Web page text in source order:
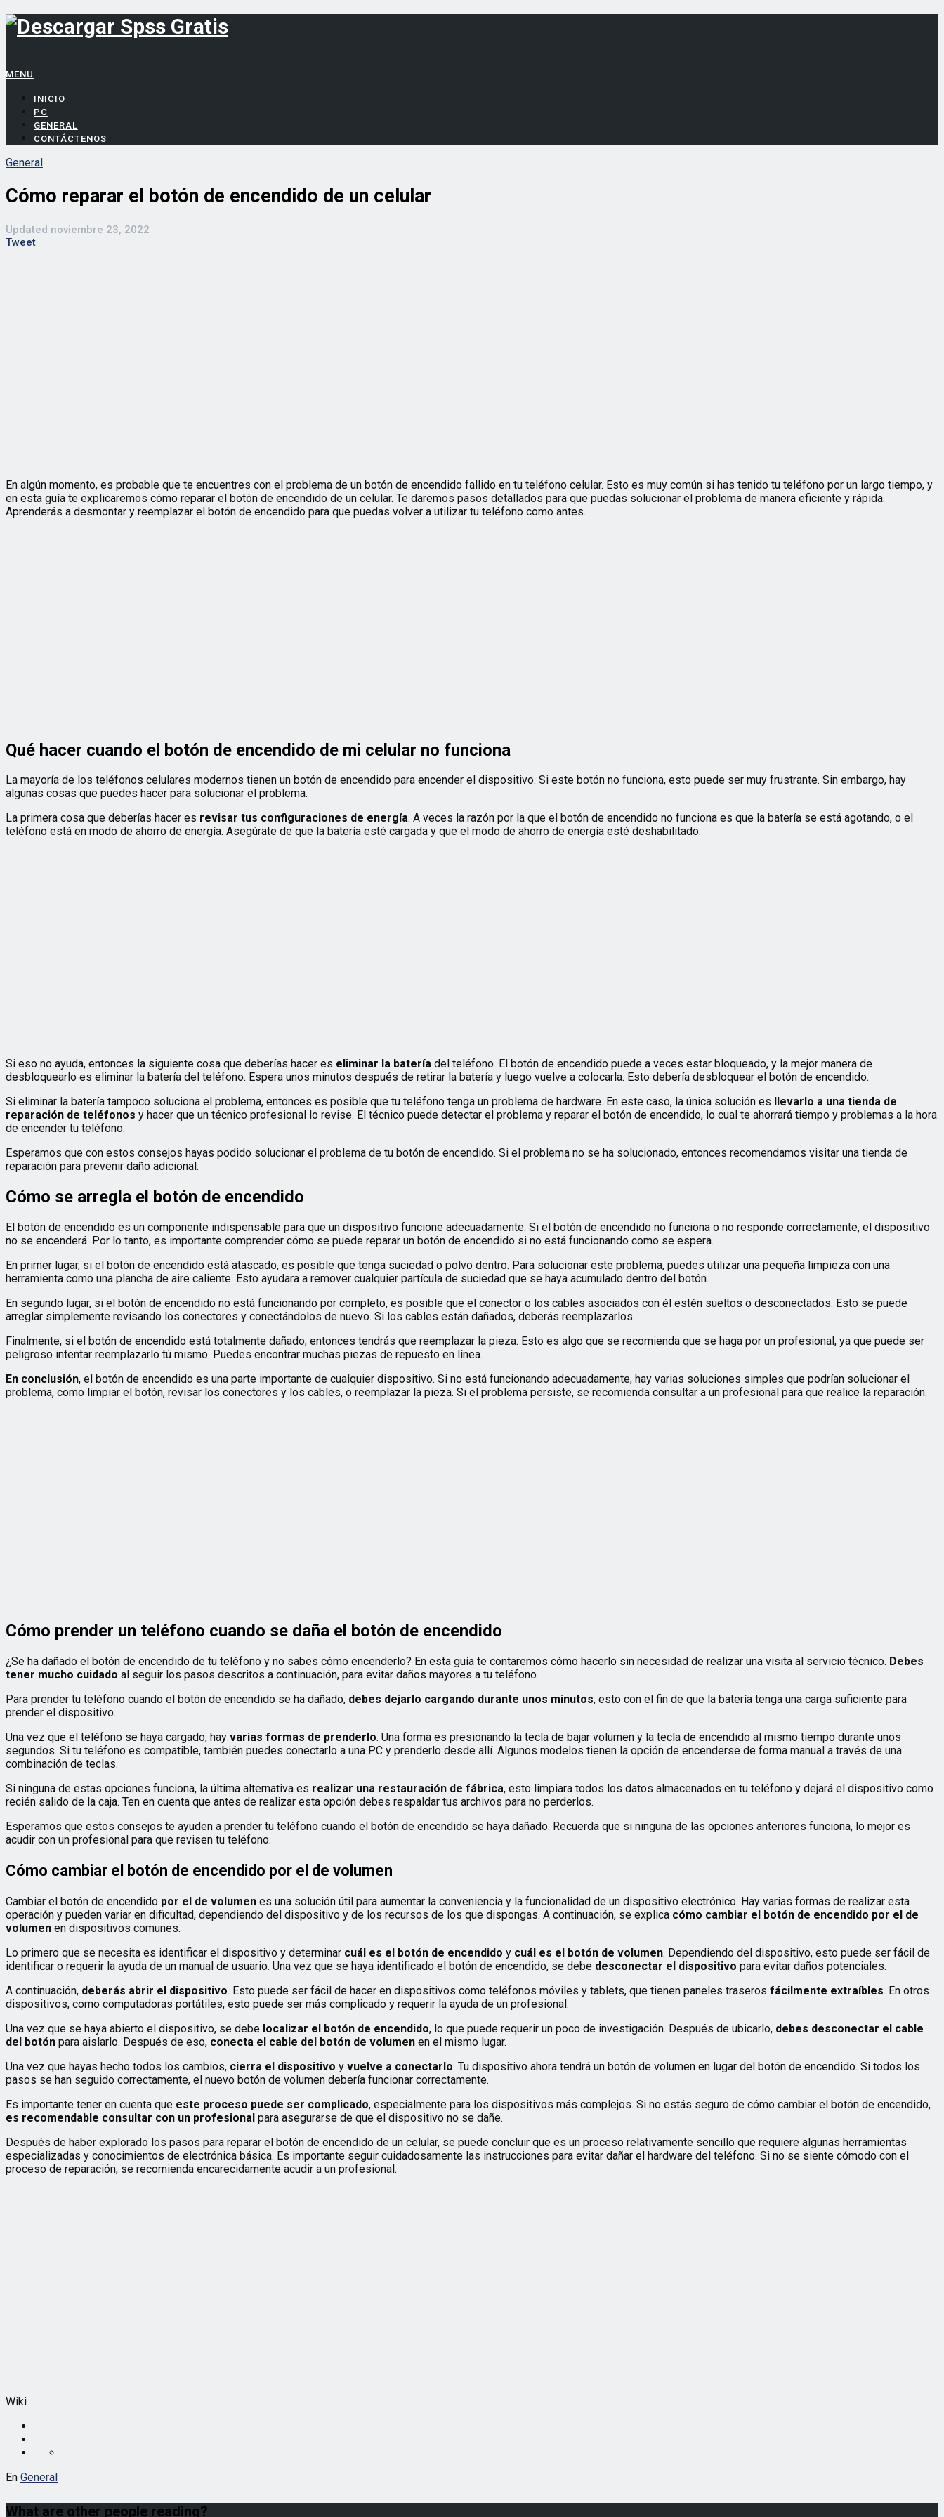
MENU
INICIO
PC
GENERAL
CONTÁCTENOS
General
Cómo reparar el botón de encendido de un celular
Updated noviembre 23, 2022
Tweet
En algún momento, es probable que te encuentres con el problema de un botón de encendido fallido en tu teléfono celular. Esto es muy común si has tenido tu teléfono por un largo tiempo, y
en esta guía te explicaremos cómo reparar el botón de encendido de un celular. Te daremos pasos detallados para que puedas solucionar el problema de manera eficiente y rápida.
Aprenderás a desmontar y reemplazar el botón de encendido para que puedas volver a utilizar tu teléfono como antes.
Qué hacer cuando el botón de encendido de mi celular no funciona
La mayoría de los teléfonos celulares modernos tienen un botón de encendido para encender el dispositivo. Si este botón no funciona, esto puede ser muy frustrante. Sin embargo, hay
algunas cosas que puedes hacer para solucionar el problema.
La primera cosa que deberías hacer es revisar tus configuraciones de energía. A veces la razón por la que el botón de encendido no funciona es que la batería se está agotando, o el
teléfono está en modo de ahorro de energía. Asegúrate de que la batería esté cargada y que el modo de ahorro de energía esté deshabilitado.
Si eso no ayuda, entonces la siguiente cosa que deberías hacer es eliminar la batería del teléfono. El botón de encendido puede a veces estar bloqueado, y la mejor manera de
desbloquearlo es eliminar la batería del teléfono. Espera unos minutos después de retirar la batería y luego vuelve a colocarla. Esto debería desbloquear el botón de encendido.
Si eliminar la batería tampoco soluciona el problema, entonces es posible que tu teléfono tenga un problema de hardware. En este caso, la única solución es
llevarlo a una tienda de
reparación de teléfonos y hacer que un técnico profesional lo revise. El técnico puede detectar el problema y reparar el botón de encendido, lo cual te ahorrará tiempo y problemas a la hora
de encender tu teléfono.
Esperamos que con estos consejos hayas podido solucionar el problema de tu botón de encendido. Si el problema no se ha solucionado, entonces recomendamos visitar una tienda de
reparación para prevenir daño adicional.
Cómo se arregla el botón de encendido
El botón de encendido es un componente indispensable para que un dispositivo funcione adecuadamente. Si el botón de encendido no funciona o no responde correctamente, el dispositivo
no se encenderá. Por lo tanto, es importante comprender cómo se puede reparar un botón de encendido si no está funcionando como se espera.
En primer lugar, si el botón de encendido está atascado, es posible que tenga suciedad o polvo dentro. Para solucionar este problema, puedes utilizar una pequeña limpieza con una
herramienta como una plancha de aire caliente. Esto ayudara a remover cualquier partícula de suciedad que se haya acumulado dentro del botón.
En segundo lugar, si el botón de encendido no está funcionando por completo, es posible que el conector o los cables asociados con él estén sueltos o desconectados. Esto se puede
arreglar simplemente revisando los conectores y conectándolos de nuevo. Si los cables están dañados, deberás reemplazarlos.
Finalmente, si el botón de encendido está totalmente dañado, entonces tendrás que reemplazar la pieza. Esto es algo que se recomienda que se haga por un profesional, ya que puede ser
peligroso intentar reemplazarlo tú mismo. Puedes encontrar muchas piezas de repuesto en línea.
En conclusión, el botón de encendido es una parte importante de cualquier dispositivo. Si no está funcionando adecuadamente, hay varias soluciones simples que podrían solucionar el
problema, como limpiar el botón, revisar los conectores y los cables, o reemplazar la pieza. Si el problema persiste, se recomienda consultar a un profesional para que realice la reparación.
Cómo prender un teléfono cuando se daña el botón de encendido
¿Se ha dañado el botón de encendido de tu teléfono y no sabes cómo encenderlo? En esta guía te contaremos cómo hacerlo sin necesidad de realizar una visita al servicio técnico. Debes
tener mucho cuidado al seguir los pasos descritos a continuación, para evitar daños mayores a tu teléfono.
Para prender tu teléfono cuando el botón de encendido se ha dañado, debes dejarlo cargando durante unos minutos, esto con el fin de que la batería tenga una carga suficiente para
prender el dispositivo.
Una vez que el teléfono se haya cargado, hay varias formas de prenderlo. Una forma es presionando la tecla de bajar volumen y la tecla de encendido al mismo tiempo durante unos
segundos. Si tu teléfono es compatible, también puedes conectarlo a una PC y prenderlo desde allí. Algunos modelos tienen la opción de encenderse de forma manual a través de una
combinación de teclas.
Si ninguna de estas opciones funciona, la última alternativa es realizar una restauración de fábrica, esto limpiara todos los datos almacenados en tu teléfono y dejará el dispositivo como
recién salido de la caja. Ten en cuenta que antes de realizar esta opción debes respaldar tus archivos para no perderlos.
Esperamos que estos consejos te ayuden a prender tu teléfono cuando el botón de encendido se haya dañado. Recuerda que si ninguna de las opciones anteriores funciona, lo mejor es
acudir con un profesional para que revisen tu teléfono.
Cómo cambiar el botón de encendido por el de volumen
Cambiar el botón de encendido por el de volumen es una solución útil para aumentar la conveniencia y la funcionalidad de un dispositivo electrónico. Hay varias formas de realizar esta
operación y pueden variar en dificultad, dependiendo del dispositivo y de los recursos de los que dispongas. A continuación, se explica cómo cambiar el botón de encendido por el de
volumen en dispositivos comunes.
Lo primero que se necesita es identificar el dispositivo y determinar cuál es el botón de encendido y cuál es el botón de volumen. Dependiendo del dispositivo, esto puede ser fácil de
identificar o requerir la ayuda de un manual de usuario. Una vez que se haya identificado el botón de encendido, se debe desconectar el dispositivo para evitar daños potenciales.
A continuación, deberás abrir el dispositivo. Esto puede ser fácil de hacer en dispositivos como teléfonos móviles y tablets, que tienen paneles traseros fácilmente extraíbles. En otros
dispositivos, como computadoras portátiles, esto puede ser más complicado y requerir la ayuda de un profesional.
Una vez que se haya abierto el dispositivo, se debe localizar el botón de encendido, lo que puede requerir un poco de investigación. Después de ubicarlo, debes desconectar el cable
del botón para aislarlo. Después de eso, conecta el cable del botón de volumen en el mismo lugar.
Una vez que hayas hecho todos los cambios, cierra el dispositivo y vuelve a conectarlo. Tu dispositivo ahora tendrá un botón de volumen en lugar del botón de encendido. Si todos los
pasos se han seguido correctamente, el nuevo botón de volumen debería funcionar correctamente.
Es importante tener en cuenta que este proceso puede ser complicado, especialmente para los dispositivos más complejos. Si no estás seguro de cómo cambiar el botón de encendido,
es recomendable consultar con un profesional para asegurarse de que el dispositivo no se dañe.
Después de haber explorado los pasos para reparar el botón de encendido de un celular, se puede concluir que es un proceso relativamente sencillo que requiere algunas herramientas
especializadas y conocimientos de electrónica básica. Es importante seguir cuidadosamente las instrucciones para evitar dañar el hardware del teléfono. Si no se siente cómodo con el
proceso de reparación, se recomienda encarecidamente acudir a un profesional.
Wiki
En General
What are other people reading?